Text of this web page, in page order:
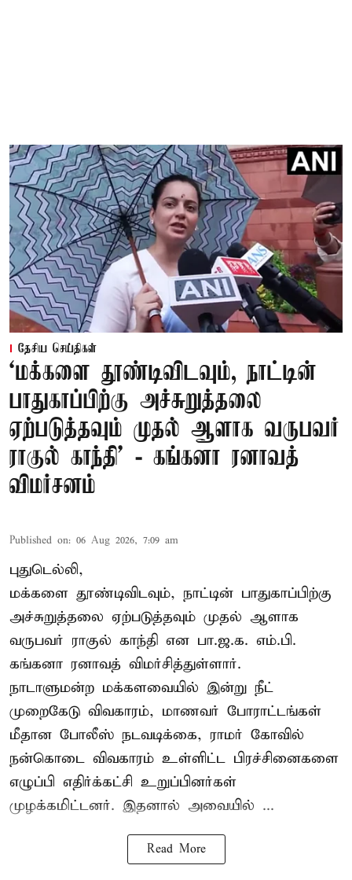
தேசிய செய்திகள்
‘மக்களை தூண்டிவிடவும், நாட்டின்
பாதுகாப்பிற்கு அச்சுறுத்தலை
ஏற்படுத்தவும் முதல் ஆளாக வருபவர்
ராகுல் காந்தி’ - கங்கனா ரனாவத்
விமர்சனம்
Published on: 06 Aug 2026, 7:09 am
புதுடெல்லி,
மக்களை தூண்டிவிடவும், நாட்டின் பாதுகாப்பிற்கு
அச்சுறுத்தலை ஏற்படுத்தவும் முதல் ஆளாக
வருபவர் ராகுல் காந்தி என பா.ஜ.க. எம்.பி.
கங்கனா ரனாவத் விமர்சித்துள்ளார்.
நாடாளுமன்ற மக்களவையில் இன்று நீட்
முறைகேடு விவகாரம், மாணவர் போராட்டங்கள்
மீதான போலீஸ் நடவடிக்கை, ராமர் கோவில்
நன்கொடை விவகாரம் உள்ளிட்ட பிரச்சினைகளை
எழுப்பி எதிர்க்கட்சி உறுப்பினர்கள்
முழக்கமிட்டனர். இதனால் அவையில் ...
Read More